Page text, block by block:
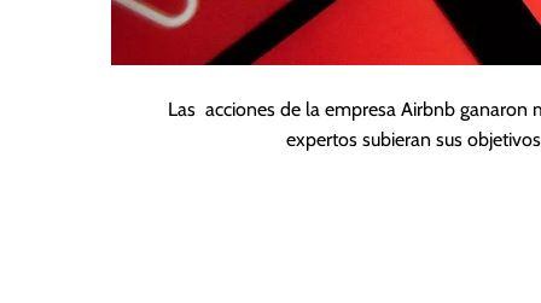
Las acciones de la empresa Airbnb
expertos subieran sus